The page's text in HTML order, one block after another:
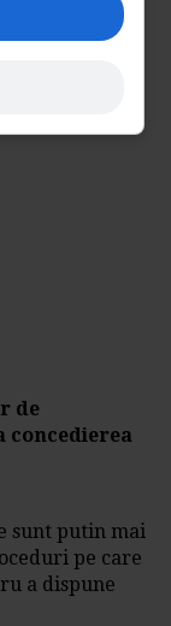
de
concedierea
sunt putin mai
pe care
a dispune